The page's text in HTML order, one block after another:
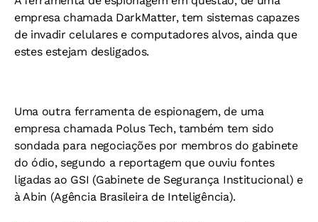
empresa chamada DarkMatter, tem sistemas capazes
de invadir celulares e computadores alvos, ainda que
estes estejam desligados.
Uma outra ferramenta de espionagem, de uma
empresa chamada Polus Tech, também tem sido
sondada para negociações por membros do gabinete
do ódio, segundo a reportagem que ouviu fontes
ligadas ao GSI (Gabinete de Segurança Institucional) e
à Abin (Agência Brasileira de Inteligência).